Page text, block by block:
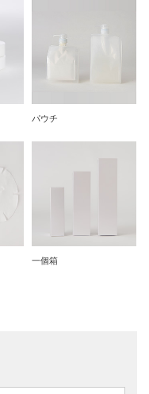
パウチ
一個箱